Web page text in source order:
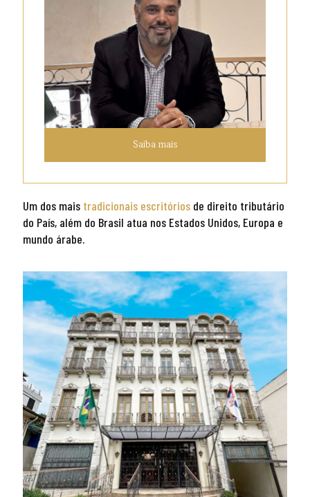
Saiba mais
Um dos mais tradicionais escritórios de direito tributário
do País, além do Brasil atua nos Estados Unidos, Europa e
mundo árabe.